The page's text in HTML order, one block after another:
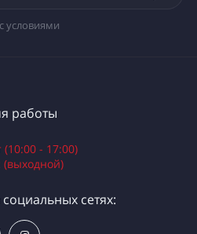
условиями
работы
- 17:00)
(выходной)
сетях: